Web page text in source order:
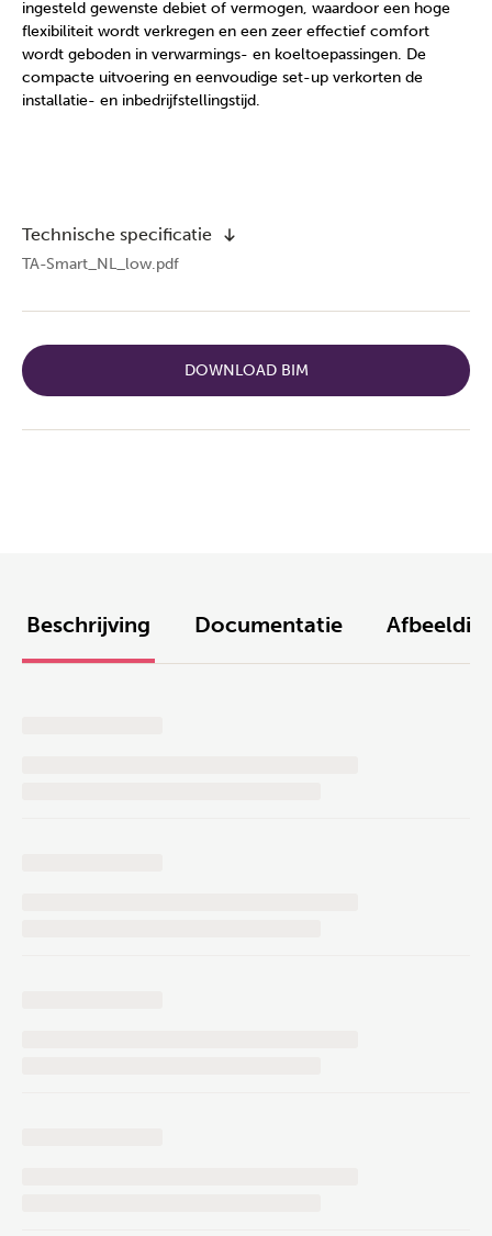
ingesteld gewenste debiet of vermogen, waardoor een hoge
flexibiliteit wordt verkregen en een zeer effectief comfort
wordt geboden in verwarmings- en koeltoepassingen. De
compacte uitvoering en eenvoudige set-up verkorten de
installatie- en inbedrijfstellingstijd.
Technische specificatie
TA-Smart_NL_low.pdf
DOWNLOAD BIM
Beschrijving Documentatie